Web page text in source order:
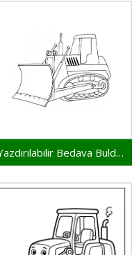
Yazdırılabilir Bedava Buldozer